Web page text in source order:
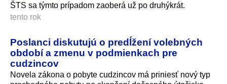
ŠTS sa týmto prípadom zaoberá už po druhýkrát.
tento rok
Poslanci diskutujú o predĺžení volebných
období a zmenu v podmienkach pre
cudzincov
Novela zákona o pobyte cudzincov má priniesť nový typ